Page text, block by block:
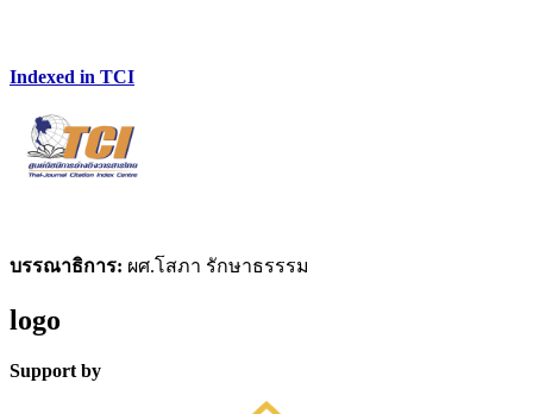
Indexed in TCI
บรรณาธิการ: ผศ.โสภา รักษาธรรรม
logo
Support by